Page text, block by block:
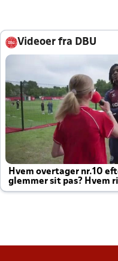
Videoer fra DBU
Hvem overtager nr.10
glemmer sit pas? Hvem
altid til efter kampe?